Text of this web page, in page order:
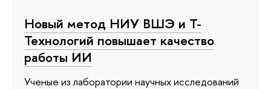
Новый метод НИУ ВШЭ и Т-
Технологий повышает качество
работы ИИ
Ученые из лаборатории научных исследований